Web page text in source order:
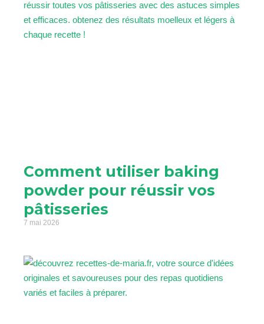
Comment utiliser baking
powder pour réussir vos
pâtisseries
7 mai 2026